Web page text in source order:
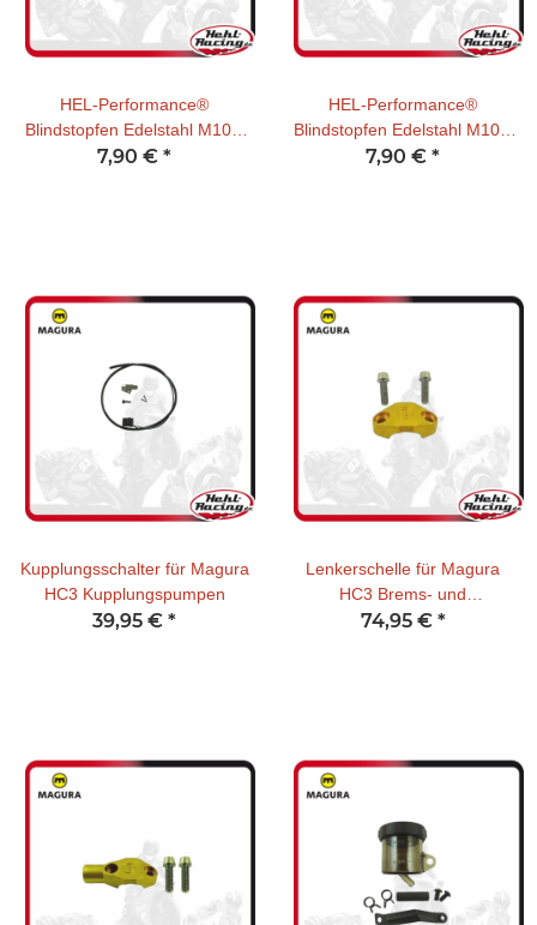
HEL-Performance®
Blindstopfen Edelstahl M10 x
1,00
7,90 € *
HEL-Performance®
Blindstopfen Edelstahl M10 x
1,25
7,90 € *
Kupplungsschalter für Magura
HC3 Kupplungspumpen
39,95 € *
Lenkerschelle für Magura
HC3 Brems- und
Kupplungspumpen
74,95 € *